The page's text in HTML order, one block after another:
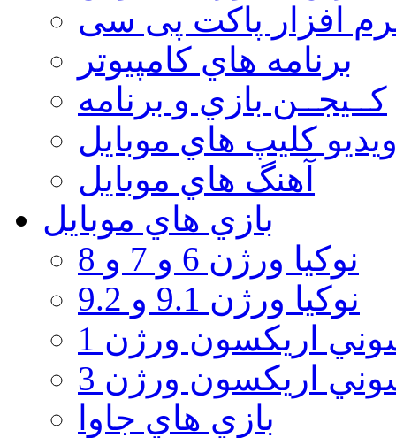
افزار پاکت پی سی
برنامه هاي كامپيوتر
كــيجــن بازي و برنامه
كليپ هاي موبايل
آهنگ هاي موبايل
بازي هاي موبايل
نوكيا ورژن 6 و 7 و 8
نوكيا ورژن 9.1 و 9.2
اريكسون ورژن 1
اريكسون ورژن 3
بازي هاي جاوا